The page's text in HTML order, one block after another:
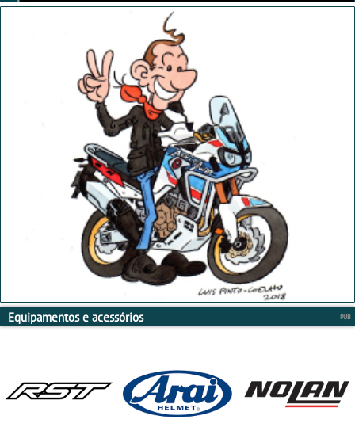
Equipamentos e acessórios